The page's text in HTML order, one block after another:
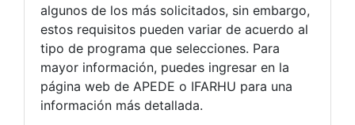
algunos de los más solicitados, sin embargo,
estos requisitos pueden variar de acuerdo al
tipo de programa que selecciones. Para
mayor información, puedes ingresar en la
página web de APEDE o IFARHU para una
información más detallada.